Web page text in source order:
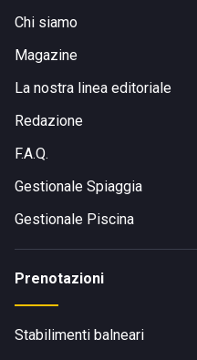
Chi siamo
Magazine
La nostra linea editoriale
Redazione
F.A.Q.
Gestionale Spiaggia
Gestionale Piscina
Prenotazioni
Stabilimenti balneari